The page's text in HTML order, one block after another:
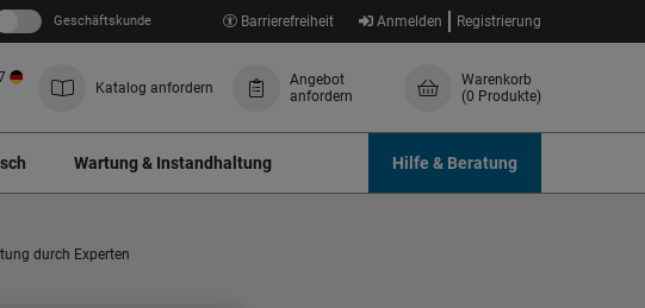
Geschäftskunde Barrierefreiheit Anmelden Registrierung
Katalog anfordern
Angebot
anfordern
Warenkorb
(0 Produkte)
Wartung & Instandhaltung Hilfe & Beratung
durch Experten